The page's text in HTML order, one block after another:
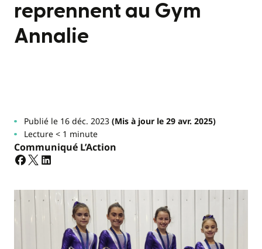
reprennent au Gym
Annalie
Publié le 16 déc. 2023(Mis à jour le 29 avr. 2025)
Lecture < 1 minute
Communiqué L’Action